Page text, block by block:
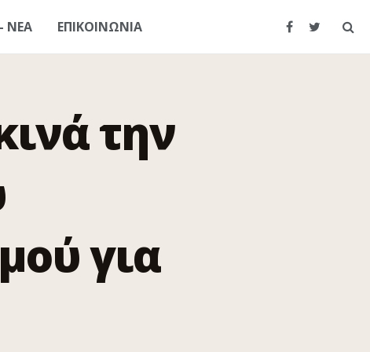
ΝΕΑ ΕΠΙΚΟΙΝΩΝΙΑ
την
για